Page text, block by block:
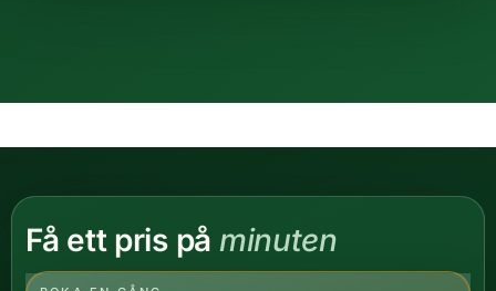
Få ett pris på minuten